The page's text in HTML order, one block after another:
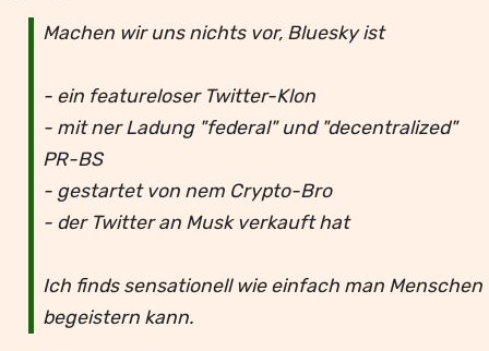
Machen wir uns nichts vor, Bluesky ist
- ein featureloser Twitter-Klon
- mit ner Ladung "federal" und "decentralized"
PR-BS
- gestartet von nem Crypto-Bro
- der Twitter an Musk verkauft hat
Ich finds sensationell wie einfach man Menschen
begeistern kann.